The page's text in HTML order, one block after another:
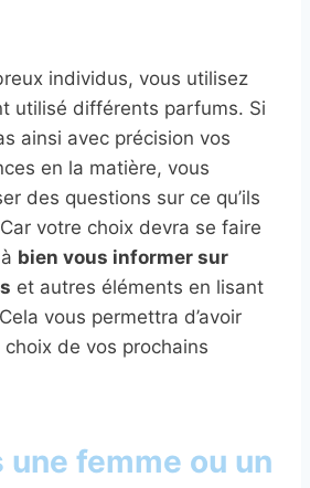
individus, vous utilisez
utilisé différents parfums. Si
ainsi avec précision vos
en la matière, vous
des questions sur ce qu’ils
votre choix devra se faire
bien vous informer sur
et autres éléments en lisant
vous permettra d’avoir
de vos prochains
une femme ou un